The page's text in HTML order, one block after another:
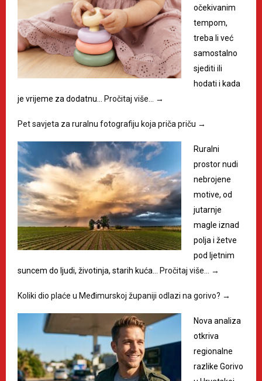
očekivanim
tempom,
treba li već
samostalno
sjediti ili
hodati i kada
je vrijeme za dodatnu…
Pročitaj više… →
Pet savjeta za ruralnu fotografiju koja priča priču →
Ruralni
prostor nudi
nebrojene
motive, od
jutarnje
magle iznad
polja i žetve
pod ljetnim
suncem do ljudi, životinja, starih kuća…
Pročitaj više… →
Koliki dio plaće u Međimurskoj županiji odlazi na gorivo? →
Nova analiza
otkriva
regionalne
razlike Gorivo